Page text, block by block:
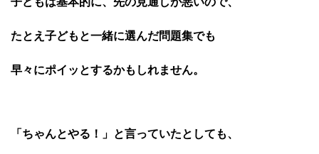
たとえ子どもと一緒に選んだ問題集でも
早々にポイッとするかもしれません。
「ちゃんとやる！」と言っていたとしても、